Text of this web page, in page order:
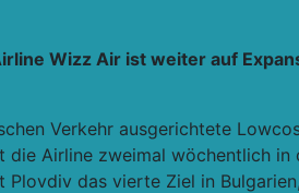
Wizz Air ist weiter auf
Verkehr ausgerichtete
Airline zweimal wöchentlich
Plovdiv das vierte Ziel in